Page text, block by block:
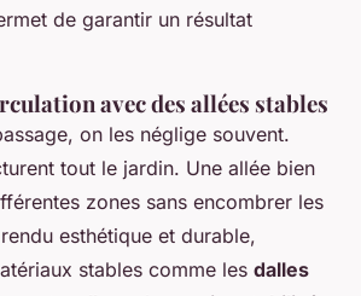
de garantir un résultat
avec des allées stables
on les néglige souvent.
tout le jardin. Une allée bien
zones sans encombrer les
esthétique et durable,
stables comme les dalles